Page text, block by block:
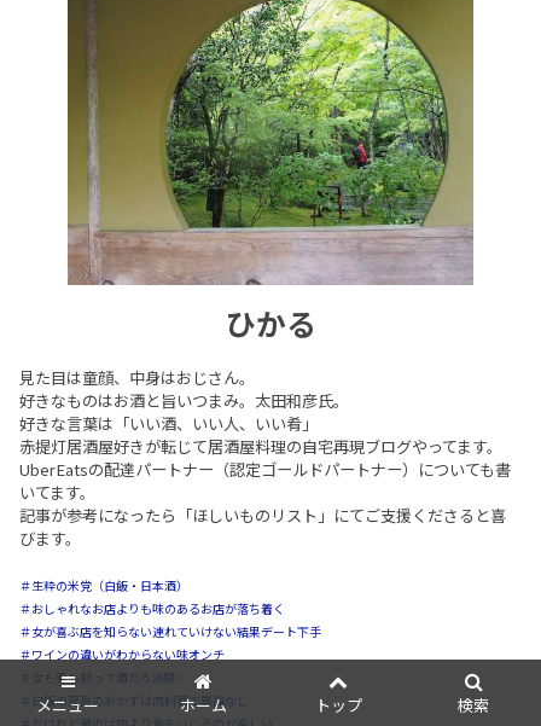
ひかる
見た目は童顔、中身はおじさん。
好きなものはお酒と旨いつまみ。太田和彦氏。
好きな言葉は「いい酒、いい人、いい肴」
赤提灯居酒屋好きが転じて居酒屋料理の自宅再現ブログやってます。
UberEatsの配達パートナー（認定ゴールドパートナー）についても書
いてます。
記事が参考になったら「ほしいものリスト」にてご支援くださると喜
びます。
＃生粋の米党（白飯・日本酒）
＃おしゃれなお店よりも味のあるお店が落ち着く
＃女が喜ぶ店を知らない連れていけない結果デート下手
＃ワインの違いがわからない味オンチ
＃女も男も黙って酒だろ派閥
＃白飯の至高のおかずは肉料理で異論なし
メニュー ホーム トップ 検索